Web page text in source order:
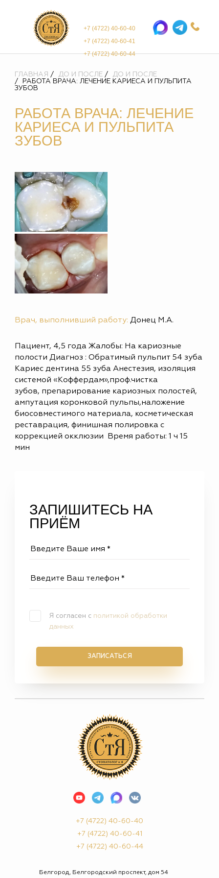
+7 (4722) 40-60-40
+7 (4722) 40-60-41
+7 (4722) 40-60-44
ГЛАВНАЯ ДО И ПОСЛЕ
ДО И ПОСЛЕ
РАБОТА ВРАЧА: ЛЕЧЕНИЕ КАРИЕСА И ПУЛЬПИТА
ЗУБОВ
РАБОТА ВРАЧА: ЛЕЧЕНИЕ
КАРИЕСА И ПУЛЬПИТА
ЗУБОВ
Врач, выполнивший работу: Донец М.А.
Пациент, 4,5 года Жалобы: На кариозные
полости Диагноз : Обратимый пульпит 54 зуба
Кариес дентина 55 зуба Анестезия, изоляция
системой «Коффердам»,проф.чистка
зубов, препарирование кариозных полостей,
ампутация коронковой пульпы,наложение
биосовместимого материала, косметическая
реставрация, финишная полировка с
коррекцией окклюзии Время работы: 1 ч 15
мин
ЗАПИШИТЕСЬ НА
ПРИЁМ
Я согласен с политикой обработки
данных
ЗАПИСАТЬСЯ
+7 (4722) 40-60-40
+7 (4722) 40-60-41
+7 (4722) 40-60-44
Белгород, Белгородский проспект, дом 54